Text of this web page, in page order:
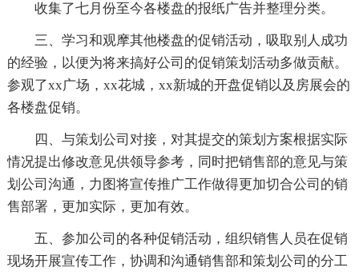
收集了七月份至今各楼盘的报纸广告并整理分类。
三、学习和观摩其他楼盘的促销活动，吸取别人成功
的经验，以便为将来搞好公司的促销策划活动多做贡献。
参观了xx广场，xx花城，xx新城的开盘促销以及房展会的
各楼盘促销。
四、与策划公司对接，对其提交的策划方案根据实际
情况提出修改意见供领导参考，同时把销售部的意见与策
划公司沟通，力图将宣传推广工作做得更加切合公司的销
售部署，更加实际，更加有效。
五、参加公司的各种促销活动，组织销售人员在促销
现场开展宣传工作，协调和沟通销售部和策划公司的分工